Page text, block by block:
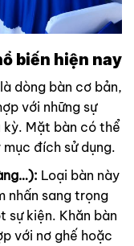
biến hiện nay
dòng bàn cơ bản,
với những sự
kỳ. Mặt bàn có thể
đích sử dụng.
Loại bàn này
nhấn sang trọng
sự kiện. Khăn bàn
với nơ ghế hoặc